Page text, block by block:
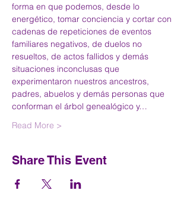
forma en que podemos, desde lo
energético, tomar conciencia y cortar con
cadenas de repeticiones de eventos
familiares negativos, de duelos no
resueltos, de actos fallidos y demás
situaciones inconclusas que
experimentaron nuestros ancestros,
padres, abuelos y demás personas que
conforman el árbol genealógico y…
Read More >
Share This Event